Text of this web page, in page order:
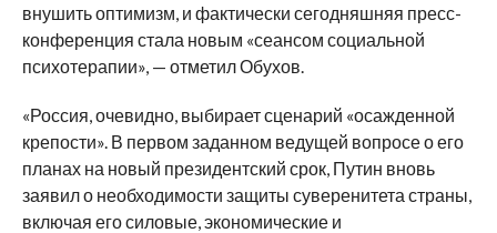
внушить оптимизм, и фактически сегодняшняя пресс-
конференция стала новым «сеансом социальной
психотерапии», — отметил Обухов.
«Россия, очевидно, выбирает сценарий «осажденной
крепости». В первом заданном ведущей вопросе о его
планах на новый президентский срок, Путин вновь
заявил о необходимости защиты суверенитета страны,
включая его силовые, экономические и